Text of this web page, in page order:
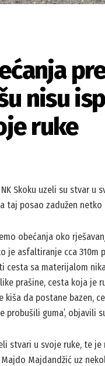
nisu
ruke
Skoku uzeli su stvar
taj posao zadužen netko
obećanja oko
je asfaltiranje cca 310m
cesta sa materijalom
prašine, cesta koja je
kiša da postane bazen,
guma’, objavili
stvari u svoje ruke, te
Majdandžić uz